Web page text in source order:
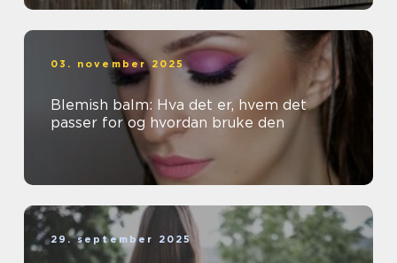
03. november 2025
Blemish balm: Hva det er, hvem det
passer for og hvordan bruke den
29. september 2025